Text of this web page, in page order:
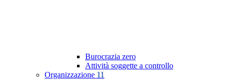
Burocrazia zero
Attività soggette a controllo
Organizzazione 11